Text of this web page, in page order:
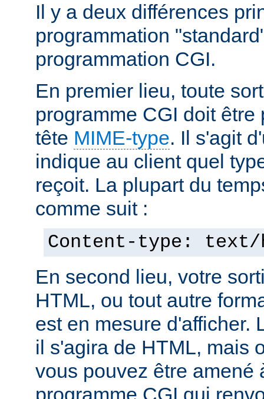
Il y a deux différences
programmation
programmation CGI.
En premier lieu, toute
programme CGI doit être
tête MIME-type. Il s'agit
indique au client quel
reçoit. La plupart du
comme suit :
Content-type: text/
En second lieu, votre
HTML, ou tout autre
est en mesure d'afficher.
il s'agira de HTML, mais
vous pouvez être amené
programme CGI qui